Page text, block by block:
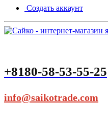
Создать аккаунт
+8180-58-53-55-25
info@saikotrade.com